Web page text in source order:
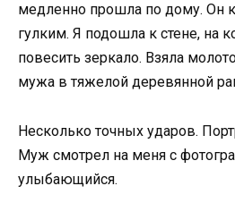
медленно прошла по дому. Он
гулким. Я подошла к стене, на
повесить зеркало. Взяла
мужа в тяжелой деревянной
Несколько точных ударов.
Муж смотрел на меня с
улыбающийся.